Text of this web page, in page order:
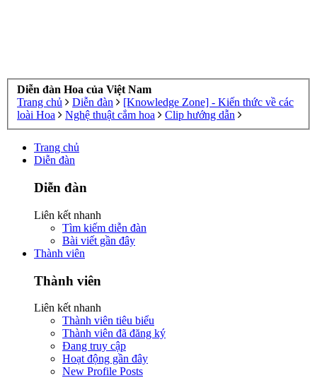
Diễn đàn Hoa của Việt Nam
Trang chủ
Diễn đàn
[Knowledge Zone] - Kiến thức về các
loài Hoa
Nghệ thuật cắm hoa Clip hướng dẫn
Trang chủ
Diễn đàn
Diễn đàn
Liên kết nhanh
Tìm kiếm diễn đàn
Bài viết gần đây
Thành viên
Thành viên
Liên kết nhanh
Thành viên tiêu biểu
Thành viên đã đăng ký
Đang truy cập
Hoạt động gần đây
New Profile Posts